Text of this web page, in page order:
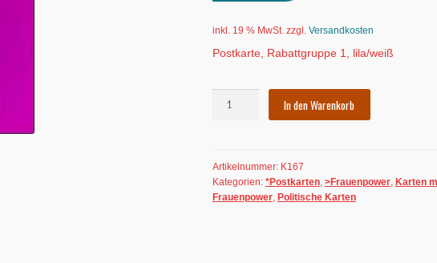
inkl. 19 % MwSt. zzgl. Versandkosten
Postkarte, Rabattgruppe 1, lila/weiß
In den Warenkorb
Artikelnummer: K167
Kategorien: *Postkarten, >Frauenpower, Karten
Frauenpower, Politische Karten